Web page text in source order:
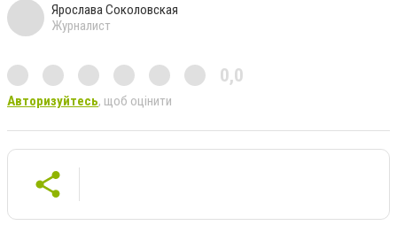
Ярослава Соколовская
Журналист
0,0
Авторизуйтесь, щоб оцінити